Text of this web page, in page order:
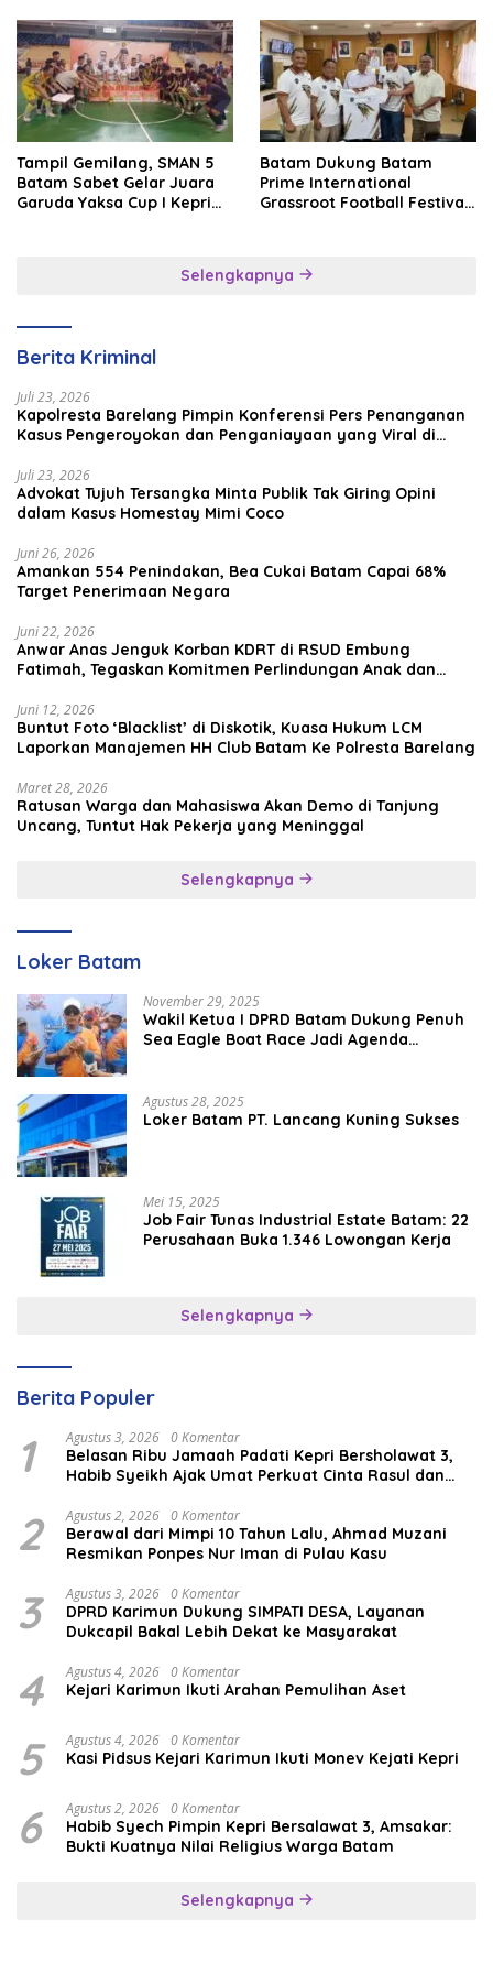
Tampil Gemilang, SMAN 5
Batam Sabet Gelar Juara
Garuda Yaksa Cup I Kepri
Batam Dukung Batam
Prime International
Grassroot Football Festival
Brunei–Malaysia
Selengkapnya
Berita Kriminal
Juli 23, 2026
Kapolresta Barelang Pimpin Konferensi Pers Penanganan
Kasus Pengeroyokan dan Penganiayaan yang Viral di
Juli 23, 2026
Advokat Tujuh Tersangka Minta Publik Tak Giring Opini
dalam Kasus Homestay Mimi Coco
Juni 26, 2026
Amankan 554 Penindakan, Bea Cukai Batam Capai 68%
Target Penerimaan Negara
Juni 22, 2026
Anwar Anas Jenguk Korban KDRT di RSUD Embung
Fatimah, Tegaskan Komitmen Perlindungan Anak dan
Juni 12, 2026
Buntut Foto ‘Blacklist’ di Diskotik, Kuasa Hukum LCM
Laporkan Manajemen HH Club Batam Ke Polresta Barelang
Maret 28, 2026
Ratusan Warga dan Mahasiswa Akan Demo di Tanjung
Uncang, Tuntut Hak Pekerja yang Meninggal
Selengkapnya
Loker Batam
November 29, 2025
Wakil Ketua I DPRD Batam Dukung Penuh
Sea Eagle Boat Race Jadi Agenda
Agustus 28, 2025
Loker Batam PT. Lancang Kuning Sukses
Mei 15, 2025
Job Fair Tunas Industrial Estate Batam: 22
Perusahaan Buka 1.346 Lowongan Kerja
Selengkapnya
Berita Populer
1 Agustus 3, 2026 0 Komentar
Belasan Ribu Jamaah Padati Kepri Bersholawat 3,
Habib Syeikh Ajak Umat Perkuat Cinta Rasul dan
2 Agustus 2, 2026 0 Komentar
Berawal dari Mimpi 10 Tahun Lalu, Ahmad Muzani
Resmikan Ponpes Nur Iman di Pulau Kasu
3 Agustus 3, 2026 0 Komentar
DPRD Karimun Dukung SIMPATI DESA, Layanan
Dukcapil Bakal Lebih Dekat ke Masyarakat
4 Agustus 4, 2026 0 Komentar
Kejari Karimun Ikuti Arahan Pemulihan Aset
5 Agustus 4, 2026 0 Komentar
Kasi Pidsus Kejari Karimun Ikuti Monev Kejati Kepri
6 Agustus 2, 2026 0 Komentar
Habib Syech Pimpin Kepri Bersalawat 3, Amsakar:
Bukti Kuatnya Nilai Religius Warga Batam
Selengkapnya